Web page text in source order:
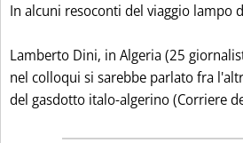
In alcuni resoconti del viaggio lampo
Lamberto Dini, in Algeria (25
nel colloqui si sarebbe parlato fra
del gasdotto italo-algerino (Corriere